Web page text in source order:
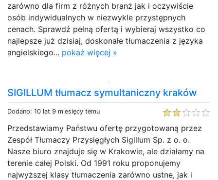
zarówno dla firm z różnych branż jak i oczywiście
osób indywidualnych w niezwykle przystępnych
cenach. Sprawdź pełną ofertą i wybieraj wszystko co
najlepsze już dzisiaj, doskonałe tłumaczenia z języka
angielskiego... pokaż więcej »
SIGILLUM tłumacz symultaniczny kraków
Dodano: 10 lat 9 miesięcy temu
Przedstawiamy Państwu ofertę przygotowaną przez
Zespół Tłumaczy Przysięgłych Sigillum Sp. z o. o.
Nasze biuro znajduje się w Krakowie, ale działamy na
terenie całej Polski. Od 1991 roku proponujemy
najwyższej klasy tłumaczenia zarówno ustne, jak i